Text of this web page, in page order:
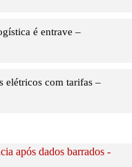
é entrave –
elétricos com tarifas –